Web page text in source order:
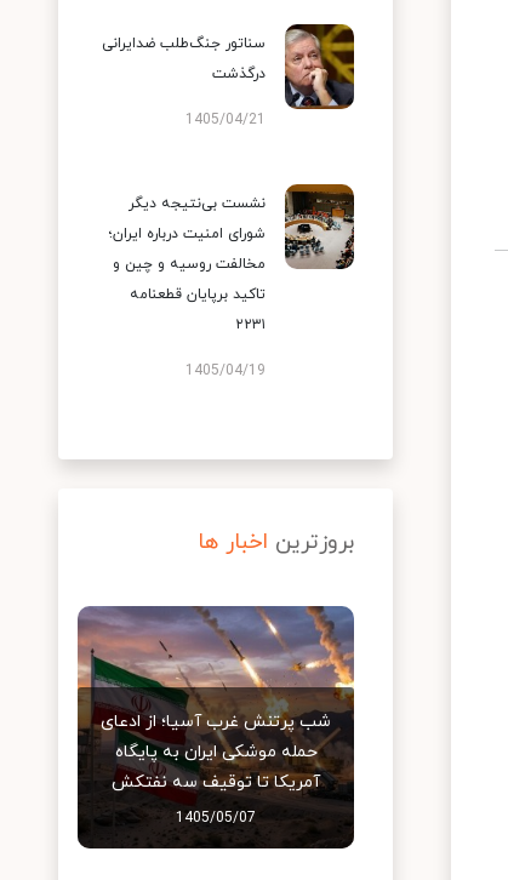
سناتور جنگ‌طلب ضدایرانی
درگذشت
1405/04/21
نشست بی‌نتیجه دیگر
شورای امنیت درباره ایران؛
مخالفت روسیه و چین و
تاکید برپایان قطعنامه
۲۲۳۱
1405/04/19
بروزترین اخبار ها
شب پرتنش غرب آسیا؛ از ادعای
حمله موشکی ایران به پایگاه
آمریکا تا توقیف سه نفتکش
1405/05/07